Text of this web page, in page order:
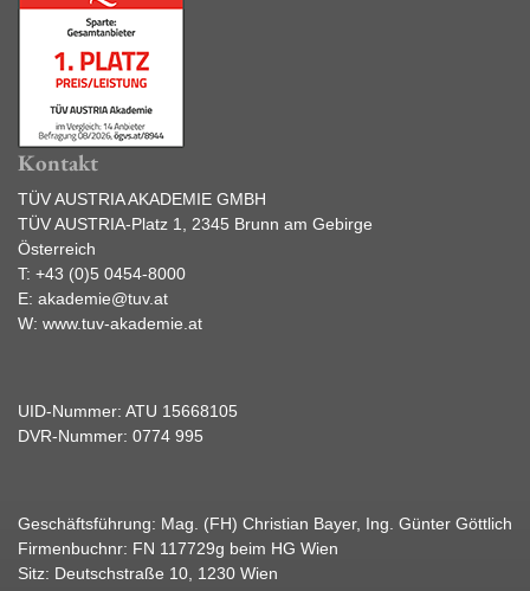
Kontakt
TÜV AUSTRIA AKADEMIE GMBH
TÜV AUSTRIA-Platz 1, 2345 Brunn am Gebirge
Österreich
T: +43 (0)5 0454-8000
E: akademie@tuv.at
W: www.tuv-akademie.at
UID-Nummer: ATU 15668105
DVR-Nummer: 0774 995
Geschäftsführung: Mag. (FH) Christian Bayer, Ing. Günter Göttlich
Firmenbuchnr: FN 117729g beim HG Wien
Sitz: Deutschstraße 10, 1230 Wien